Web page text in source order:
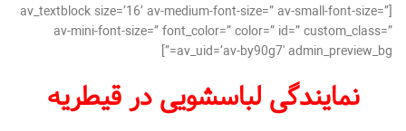
[av_textblock size=’16’ av-medium-font-size=” av-small-font-size=”
av-mini-font-size=” font_color=” color=” id=” custom_class=”
av_uid=’av-by90g7′ admin_preview_bg=”]
نمایندگی لباسشویی در قیطریه